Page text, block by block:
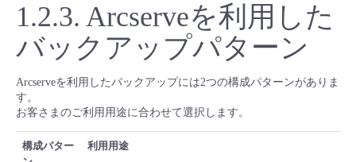
ネットワーク
IoT
モニタリング/監査
クラウド/サーバー
ネットワーク
IoT
料金シミュレーター
データ利活用
クラウド/サーバー
ご利用開始ガイド
■ 管理機能
- 管理機能
- バックアップ
故障/メンテナンス情報
1.2.3. Arcserveを利用した
バックアップパターン
Arcserveを利用したバックアップには2つの構成パターンがありま
す。
お客さまのご利用用途に合わせて選択します。
構成パター
利用用途